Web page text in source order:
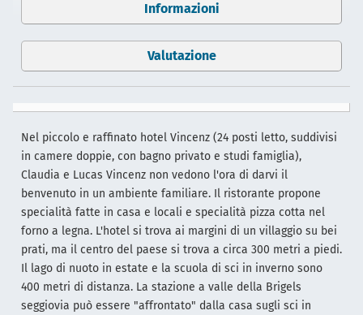
Informazioni
Valutazione
Nel piccolo e raffinato hotel Vincenz (24 posti letto, suddivisi
in camere doppie, con bagno privato e studi famiglia),
Claudia e Lucas Vincenz non vedono l'ora di darvi il
benvenuto in un ambiente familiare. Il ristorante propone
specialità fatte in casa e locali e specialità pizza cotta nel
forno a legna. L'hotel si trova ai margini di un villaggio su bei
prati, ma il centro del paese si trova a circa 300 metri a piedi.
Il lago di nuoto in estate e la scuola di sci in inverno sono
400 metri di distanza. La stazione a valle della Brigels
seggiovia può essere "affrontato" dalla casa sugli sci in